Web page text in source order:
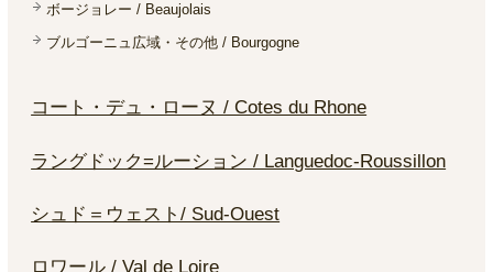
ボージョレー / Beaujolais
ブルゴーニュ広域・その他 / Bourgogne
コート・デュ・ローヌ / Cotes du Rhone
ラングドック=ルーション / Languedoc-Roussillon
シュド＝ウェスト/ Sud-Ouest
ロワール / Val de Loire